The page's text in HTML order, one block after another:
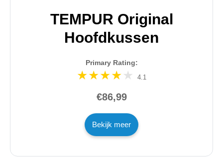
TEMPUR Original
Hoofdkussen
Primary Rating:
4.1
€86,99
Bekijk meer